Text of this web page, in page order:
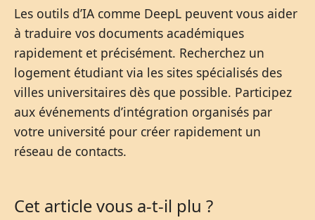
Les outils d’IA comme DeepL peuvent vous aider
à traduire vos documents académiques
rapidement et précisément. Recherchez un
logement étudiant via les sites spécialisés des
villes universitaires dès que possible. Participez
aux événements d’intégration organisés par
votre université pour créer rapidement un
réseau de contacts.
Cet article vous a-t-il plu ?